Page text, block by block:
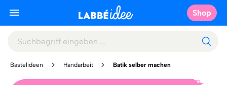
Shop
Bastelideen Handarbeit Batik selber machen